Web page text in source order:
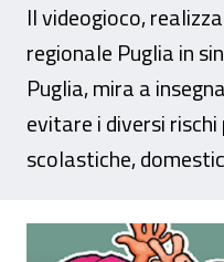
Il videogioco,
regionale Puglia in
Puglia, mira a
evitare i diversi
scolastiche,
Forum PA,